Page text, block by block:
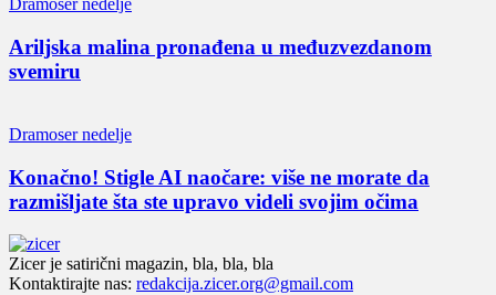
Dramoser nedelje
Ariljska malina pronađena u međuzvezdanom
svemiru
Dramoser nedelje
Konačno! Stigle AI naočare: više ne morate da
razmišljate šta ste upravo videli svojim očima
Zicer je satirični magazin, bla, bla, bla
Kontaktirajte nas: redakcija.zicer.org@gmail.com